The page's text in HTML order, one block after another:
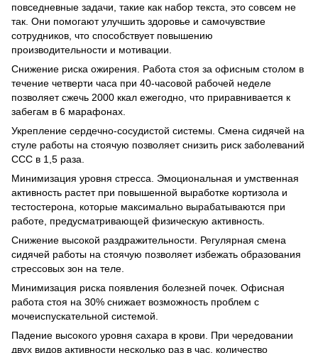
повседневные задачи, такие как набор текста, это совсем не
так. Они помогают улучшить здоровье и самочувствие
сотрудников, что способствует повышению
производительности и мотивации.
Снижение риска ожирения. Работа стоя за офисным столом в
течение четверти часа при 40-часовой рабочей неделе
позволяет сжечь 2000 ккал ежегодно, что приравнивается к
забегам в 6 марафонах.
Укрепление сердечно-сосудистой системы. Смена сидячей на
стуле работы на стоячую позволяет снизить риск заболеваний
ССС в 1,5 раза.
Минимизация уровня стресса. Эмоциональная и умственная
активность растет при повышенной выработке кортизола и
тестостерона, которые максимально вырабатываются при
работе, предусматривающей физическую активность.
Снижение высокой раздражительности. Регулярная смена
сидячей работы на стоячую позволяет избежать образования
стрессовых зон на теле.
Минимизация риска появления болезней почек. Офисная
работа стоя на 30% снижает возможность проблем с
мочеиспускательной системой.
Падение высокого уровня сахара в крови. При чередовании
двух видов активности несколько раз в час, количество